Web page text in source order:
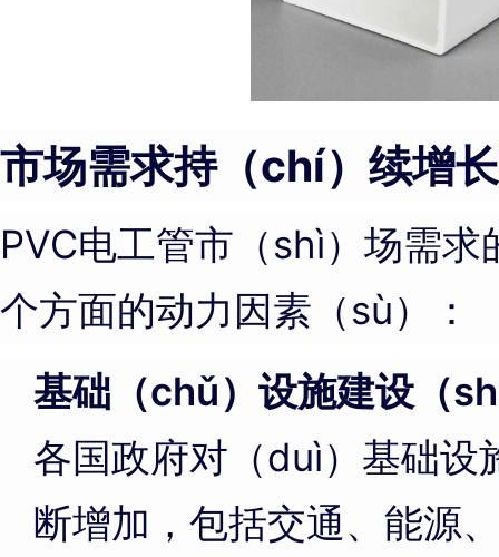
市场需求持（chí）续增
PVC电工管市（shì）场需
个方面的动力因素（sù）：
基础（chǔ）设施建设（
各国政府对（duì）基础设
断增加，包括交通、能源